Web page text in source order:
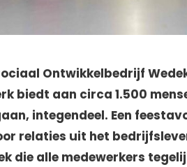
Ontwikkelbedrijf
biedt aan circa 1.500
integendeel. Een
relaties uit het
die alle medewerkers